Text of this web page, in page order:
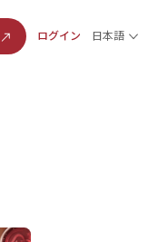
ログイン 日本語